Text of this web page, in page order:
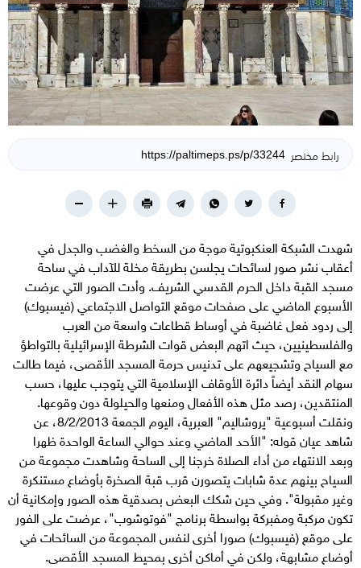
رابط مختصر
شهدت الشبكة العنكبوتية موجة من السخط والغضب والجدل في
أعقاب نشر صور لسائحات يجلسن بطريقة مخلة للآداب في ساحة
مسجد القبة داخل الحرم القدسي الشريف. وأدت الصور التي عرضت
الأسبوع الماضي على صفحات موقع التواصل الاجتماعي (فيسبوك)
إلى ردود فعل غاضبة في أوساط قطاعات واسعة من العرب
والفلسطينيين، حيث اتهم البعض قوات الشرطة الإسرائيلية بالتواطؤ
مع السياح وتشجيعهم على تدنيس حرمة المسجد الأقصى، فيما طالت
سهام النقد أيضاً دائرة الأوقاف الإسلامية التي يتوجب عليها، حسب
المنتقدين، رصد مثل هذه الأفعال ومنعها والحيلولة دون وقوعها.
ونقلت أسبوعية "يروشاليم" العبرية، اليوم الجمعة 8/2/2013، عن
شاهد عيان قوله: "الأحد الماضي وعند حوالي الساعة الواحدة ظهرا
وبعد الانتهاء من أداء الصلاة خرجنا إلى الساحة وشاهدت مجموعة من
السياح بينهم عدة شابات يتصورن قرب قبة الصخرة بأوضاع مستنكرة
وغير مقبولة". وفي حين شكك البعض بصدقية هذه الصور وإمكانية أن
تكون مركبة ومفبركة بواسطة برنامج "فوتوشوب"، عرضت على الفور
على موقع (فيسبوك) صورا أخرى لنفس المجموعة من السائحات في
أوضاع مشابهة، ولكن في أماكن أخرى بمحيط المسجد الأقصى.